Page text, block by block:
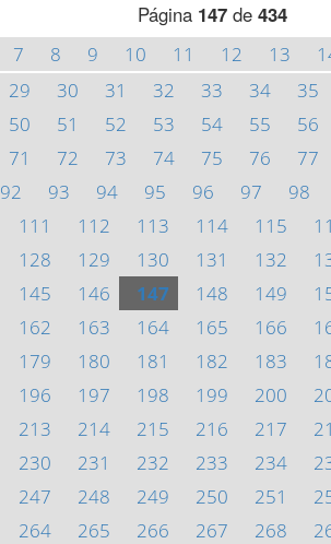
Página 147de 434
7 8 9 10 11 12 13
29 30 31 32 33 34 35
50 51 52 53 54 55 56
71 72 73 74 75 76 77
92 93 94 95 96 97 98
111 112 113 114 115
128 129 130 131 132
145 146 147 148 149
162 163 164 165 166
179 180 181 182 183
196 197 198 199 200
213 214 215 216 217
230 231 232 233 234
247 248 249 250 251
264 265 266 267 268